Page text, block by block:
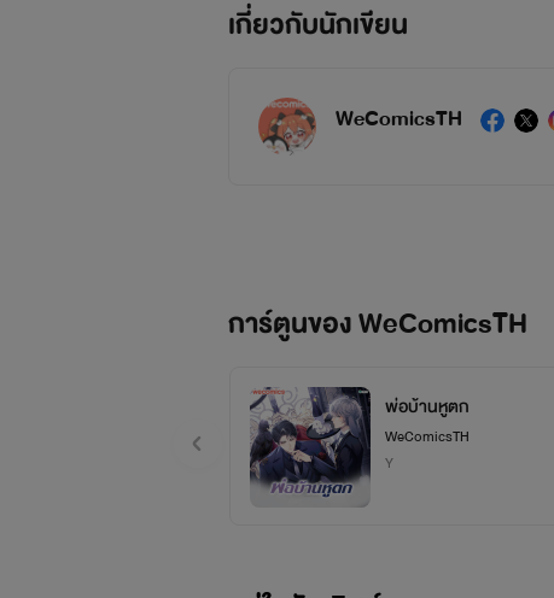
เกี่ยวกับนักเขียน
WeComicsTH
การ์ตูนของ WeComicsTH
พ่อบ้านหูตก
WeComicsTH
Y